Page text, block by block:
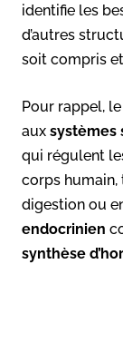
identifie les
d’autres
soit compris
Pour rappel, le
aux systèmes
qui régulent
corps
digestion ou
endocrinien
synthèse